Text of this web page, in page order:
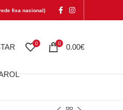
fixa nacional)
0 0 0.00€